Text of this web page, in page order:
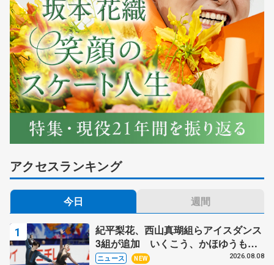
アクセスランキング
今日 週間
紀平梨花、西山真瑚組らアイスダンス
3組が追加 いくこう、かほゆうも、
木下グループ杯
ニュース NEW 2026.08.08